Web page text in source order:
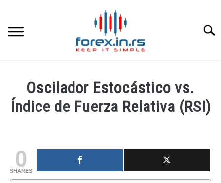
content
HOME ESPAÑOLA
LA INVERSIÓN
Oscilador Estocástico vs.
Índice de Fuerza Relativa (RSI)
in
Educación
0
SHARES